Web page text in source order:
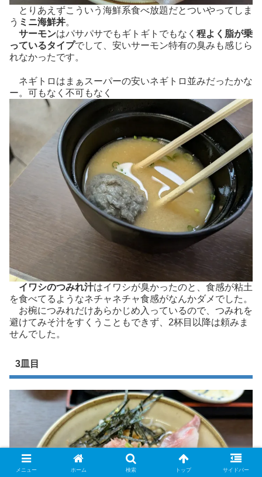
とりあえずこういう海鮮系食べ放題だとついやってしま
う ミニ海鮮丼。
サーモンはパサパサでもギトギトでもなく 程よく脂が乗
っているタイプでして、安いサーモン特有の臭みも感じら
れなかったです。
ネギトロはまぁスーパーの安いネギトロ並みだったかな
ー。可もなく不可もなく
イワシのつみれ汁はイワシが臭かったのと、食感が粘土
を食べてるようなネチャネチャ食感がなんかダメでした。
お椀につみれだけあらかじめ入っているので、つみれを
避けてみそ汁をすくうこともできず、2杯目以降は頼みま
せんでした。
3皿目
メニュー ホーム 検索 トップ サイドバー